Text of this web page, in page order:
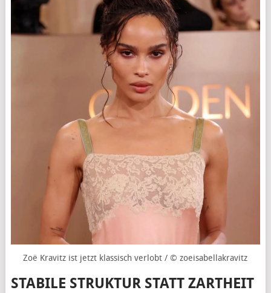
Zoë Kravitz ist jetzt klassisch verlobt / © zoeisabellakravitz
STABILE STRUKTUR STATT ZARTHEIT